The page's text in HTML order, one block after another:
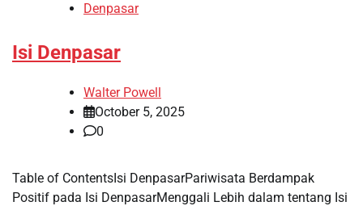
Denpasar
Isi Denpasar
Walter Powell
October 5, 2025
0
Table of ContentsIsi DenpasarPariwisata Berdampak
Positif pada Isi DenpasarMenggali Lebih dalam tentang Isi